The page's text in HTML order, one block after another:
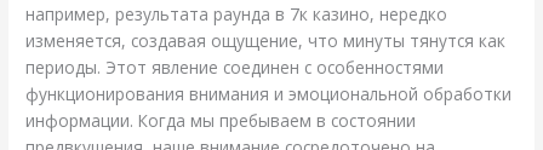
например, результата раунда в 7к казино, нередко
изменяется, создавая ощущение, что минуты тянутся как
периоды. Этот явление соединен с особенностями
функционирования внимания и эмоциональной обработки
информации. Когда мы пребываем в состоянии